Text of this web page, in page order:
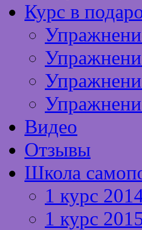
Курс в
Видео
Отзывы
Школа
1 курс
1 курс